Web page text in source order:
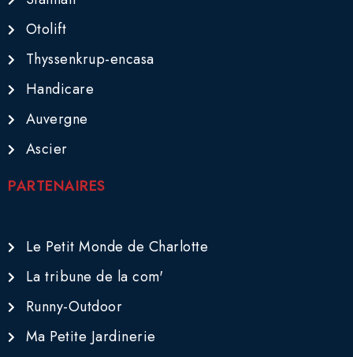
Otolift
Thyssenkrup-encasa
Handicare
Auvergne
Ascier
PARTENAIRES
Le Petit Monde de Charlotte
La tribune de la com'
Runny-Outdoor
Ma Petite Jardinerie